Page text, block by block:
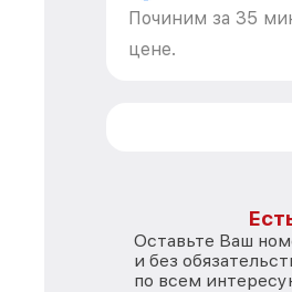
Починим за 35
цене.
Оставьте Ваш
и без
по всем